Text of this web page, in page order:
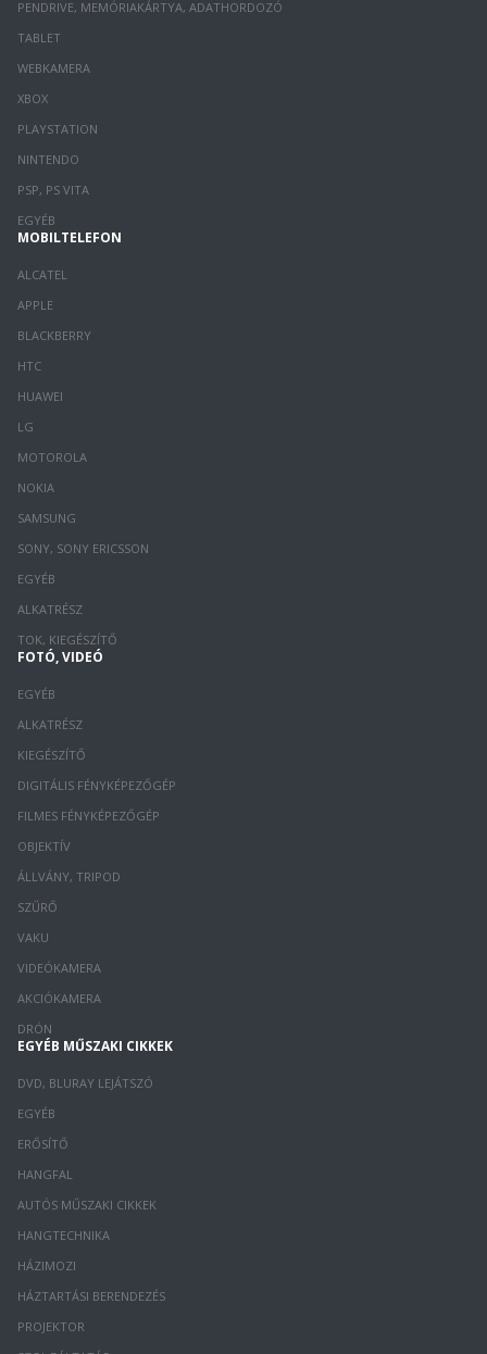
PENDRIVE, MEMÓRIAKÁRTYA, ADATHORDOZÓ
TABLET
WEBKAMERA
XBOX
PLAYSTATION
NINTENDO
PSP, PS VITA
EGYÉB
MOBILTELEFON
ALCATEL
APPLE
BLACKBERRY
HTC
HUAWEI
LG
MOTOROLA
NOKIA
SAMSUNG
SONY, SONY ERICSSON
EGYÉB
ALKATRÉSZ
TOK, KIEGÉSZÍTŐ
FOTÓ, VIDEÓ
EGYÉB
ALKATRÉSZ
KIEGÉSZÍTŐ
DIGITÁLIS FÉNYKÉPEZŐGÉP
FILMES FÉNYKÉPEZŐGÉP
OBJEKTÍV
ÁLLVÁNY, TRIPOD
SZŰRŐ
VAKU
VIDEÓKAMERA
AKCIÓKAMERA
DRÓN
EGYÉB MŰSZAKI CIKKEK
DVD, BLURAY LEJÁTSZÓ
EGYÉB
ERŐSÍTŐ
HANGFAL
AUTÓS MŰSZAKI CIKKEK
HANGTECHNIKA
HÁZIMOZI
HÁZTARTÁSI BERENDEZÉS
PROJEKTOR